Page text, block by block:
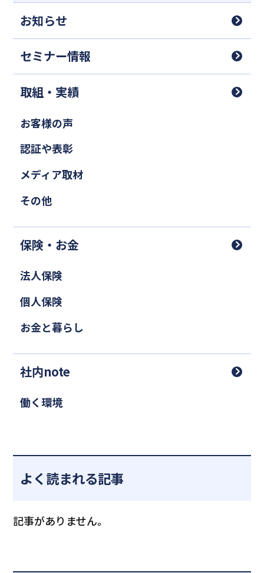
お知らせ
セミナー情報
取組・実績
お客様の声
認証や表彰
メディア取材
その他
保険・お金
法人保険
個人保険
お金と暮らし
社内note
働く環境
よく読まれる記事
記事がありません。